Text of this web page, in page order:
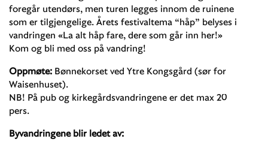
foregår utendørs, men turen legges innom de ruinene
som er tilgjengelige. Årets festivaltema “håp” belyses i
vandringen «La alt håp fare, dere som går inn her!»
Kom og bli med oss på vandring!
Oppmøte: Bønnekorset ved Ytre Kongsgård (sør for
Waisenhuset).
NB! På pub og kirkegårdsvandringene er det max 20
pers.
Byvandringene blir ledet av: